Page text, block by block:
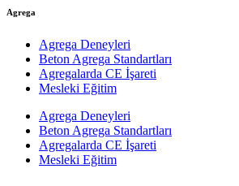
Agrega
Agrega Deneyleri
Beton Agrega Standartları
Agregalarda CE İşareti
Mesleki Eğitim
Agrega Deneyleri
Beton Agrega Standartları
Agregalarda CE İşareti
Mesleki Eğitim